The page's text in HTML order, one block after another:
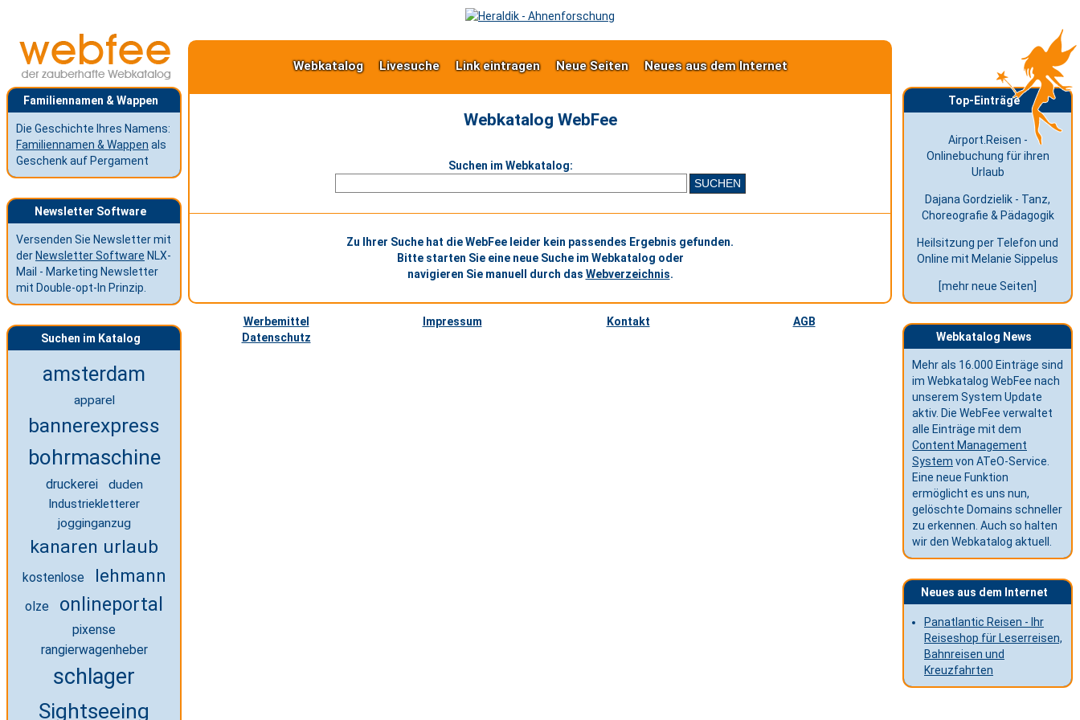
Familiennamen & Wappen
Die Geschichte Ihres Namens:
Familiennamen & Wappen als
Geschenk auf Pergament
Newsletter Software
Versenden Sie Newsletter mit
der Newsletter Software NLX-
Mail - Marketing Newsletter
mit Double-opt-In Prinzip.
Suchen im Katalog
amsterdam
apparel
bannerexpress
bohrmaschine
druckerei
duden
Industriekletterer
jogginganzug
kanaren urlaub
kostenlose lehmann
olze onlineportal
pixense
rangierwagenheber
schlager
Sightseeing
Webkatalog Livesuche Link eintragen Neue Seiten Neues aus dem Internet
Webkatalog WebFee
Suchen im Webkatalog:
Zu Ihrer Suche hat die WebFee leider kein passendes Ergebnis gefunden.
Bitte starten Sie eine neue Suche im Webkatalog oder
navigieren Sie manuell durch das Webverzeichnis.
Werbemittel Impressum Kontakt
AGB
Datenschutz
Top-Einträge
Airport.Reisen -
Onlinebuchung für ihren
Urlaub
Dajana Gordzielik - Tanz,
Choreografie & Pädagogik
Heilsitzung per Telefon und
Online mit Melanie Sippelus
[mehr neue Seiten]
Webkatalog News
Mehr als 16.000 Einträge sind
im Webkatalog WebFee nach
unserem System Update
aktiv. Die WebFee verwaltet
alle Einträge mit dem
Content Management
System von ATeO-Service.
Eine neue Funktion
ermöglicht es uns nun,
gelöschte Domains schneller
zu erkennen. Auch so halten
wir den Webkatalog aktuell.
Neues aus dem Internet
Panatlantic Reisen - Ihr
Reiseshop für Leserreisen,
Bahnreisen und
Kreuzfahrten